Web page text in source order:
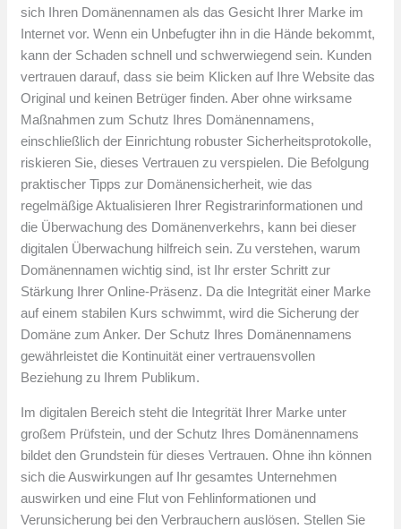
sich Ihren Domänennamen als das Gesicht Ihrer Marke im
Internet vor. Wenn ein Unbefugter ihn in die Hände bekommt,
kann der Schaden schnell und schwerwiegend sein. Kunden
vertrauen darauf, dass sie beim Klicken auf Ihre Website das
Original und keinen Betrüger finden. Aber ohne wirksame
Maßnahmen zum Schutz Ihres Domänennamens,
einschließlich der Einrichtung robuster Sicherheitsprotokolle,
riskieren Sie, dieses Vertrauen zu verspielen. Die Befolgung
praktischer Tipps zur Domänensicherheit, wie das
regelmäßige Aktualisieren Ihrer Registrarinformationen und
die Überwachung des Domänenverkehrs, kann bei dieser
digitalen Überwachung hilfreich sein. Zu verstehen, warum
Domänennamen wichtig sind, ist Ihr erster Schritt zur
Stärkung Ihrer Online-Präsenz. Da die Integrität einer Marke
auf einem stabilen Kurs schwimmt, wird die Sicherung der
Domäne zum Anker. Der Schutz Ihres Domänennamens
gewährleistet die Kontinuität einer vertrauensvollen
Beziehung zu Ihrem Publikum.
Im digitalen Bereich steht die Integrität Ihrer Marke unter
großem Prüfstein, und der Schutz Ihres Domänennamens
bildet den Grundstein für dieses Vertrauen. Ohne ihn können
sich die Auswirkungen auf Ihr gesamtes Unternehmen
auswirken und eine Flut von Fehlinformationen und
Verunsicherung bei den Verbrauchern auslösen. Stellen Sie